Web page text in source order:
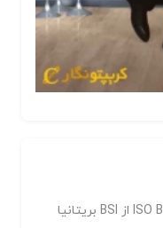
گواهینامه ISO BNB Chain از BSI بریتانیا